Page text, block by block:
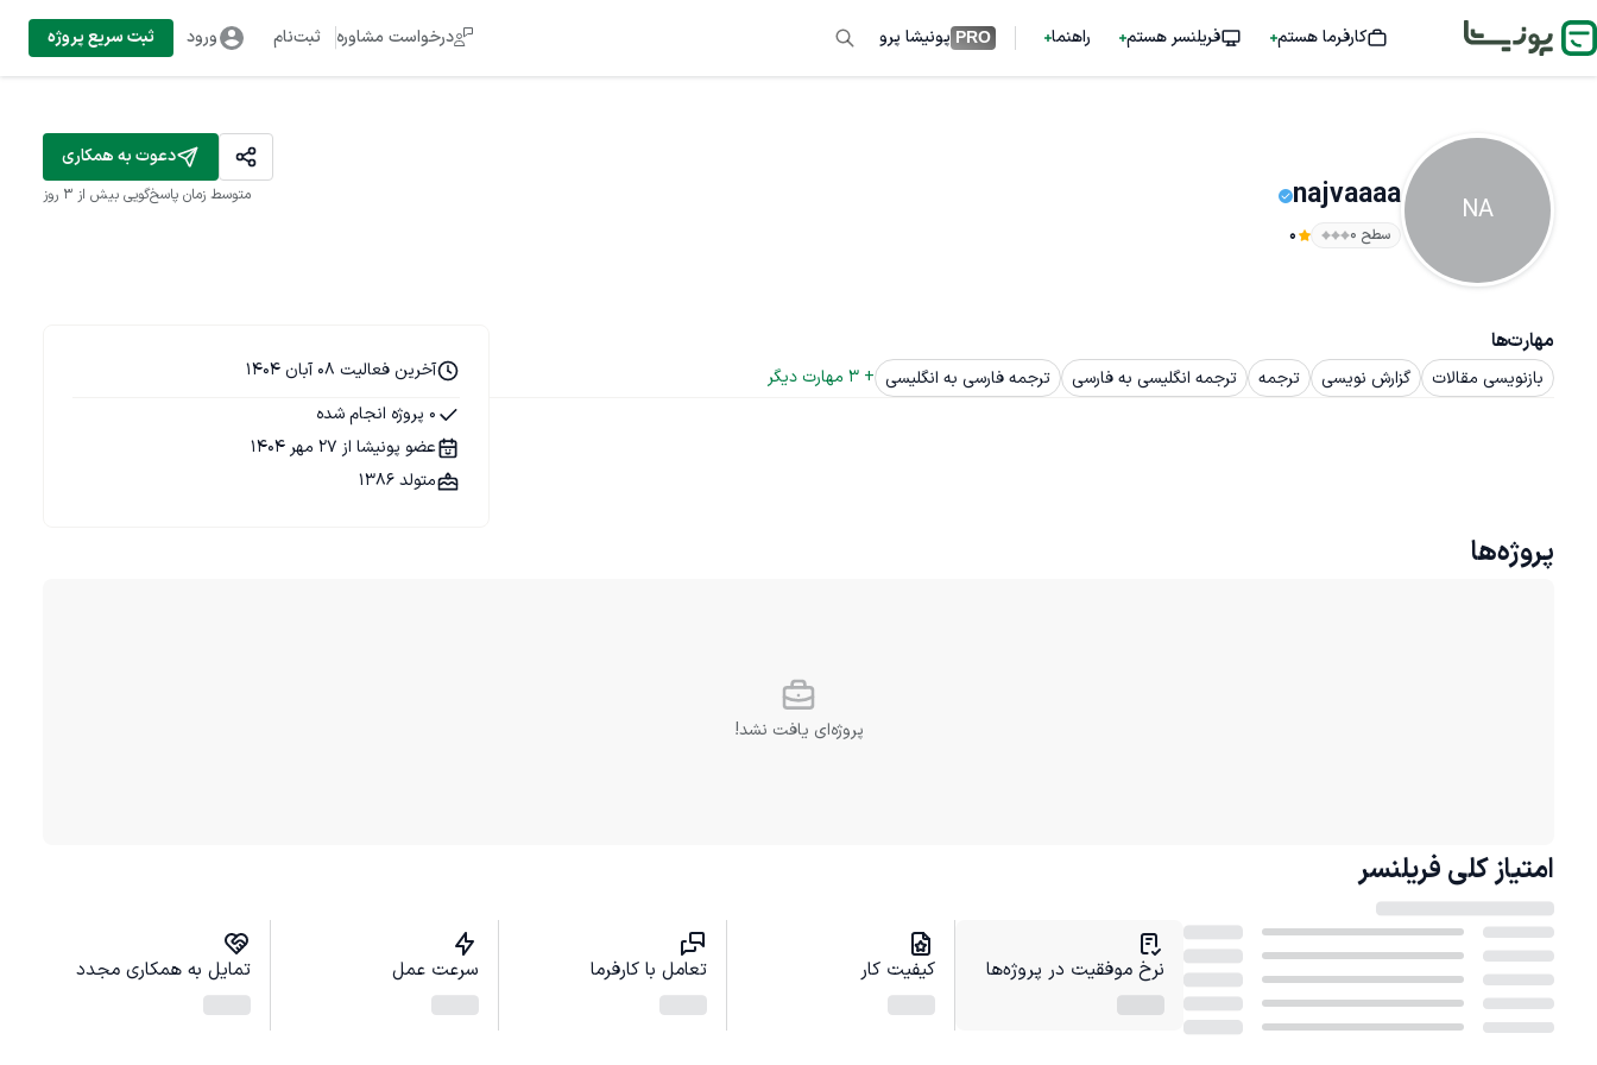
کارفرما هستم فریلنسر هستم راهنما PRO پونیشا پرو درخواست مشاوره ثبت‌نام ورود ثبت سریع پروژه
NA
najvaaaa
سطح ۰ 0
دعوت به همکاری
متوسط زمان پاسخ‌گویی بیش از ۳ روز
مهارت‌ها
بازنویسی مقالات گزارش نویسی ترجمه ترجمه انگلیسی به فارسی ترجمه فارسی به انگلیسی +
3 مهارت دیگر
آخرین فعالیت 08 آبان 1404
0 پروژه انجام شده
عضو پونیشا از 27 مهر 1404
متولد 1386
پروژه‌ها
پروژه‌ای یافت نشد!
امتیاز کلی فریلنسر
نرخ موفقیت در پروژه‌ها کیفیت کار تعامل با کارفرما سرعت عمل تمایل به همکاری مجدد